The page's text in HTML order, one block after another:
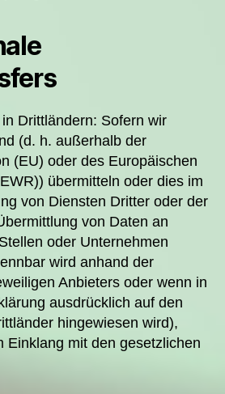
Drittländern: Sofern wir
(d. h. außerhalb der
(EU) oder des Europäischen
übermitteln oder dies im
von Diensten Dritter oder der
von Daten an
oder Unternehmen
wird anhand der
Anbieters oder wenn in
ausdrücklich auf den
hingewiesen wird),
Einklang mit den gesetzlichen